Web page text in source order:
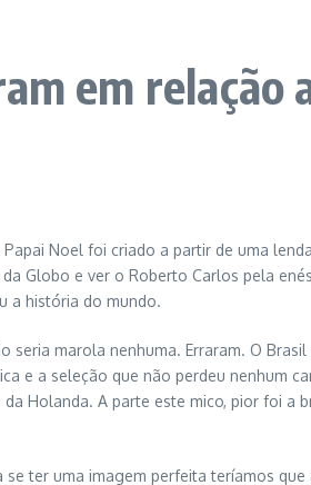
em relação
Noel foi criado a partir de uma
Globo e ver o Roberto Carlos pela
a história do mundo.
marola nenhuma. Erraram. O
e a seleção que não perdeu nenhum
Holanda. A parte este mico, pior foi a
ter uma imagem perfeita teríamos